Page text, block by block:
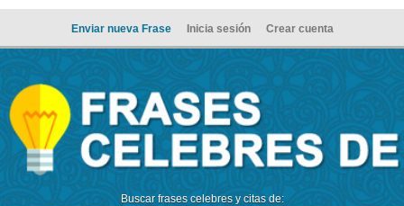
Enviar nueva Frase Inicia sesión Crear cuenta
Buscar frases celebres y citas de: